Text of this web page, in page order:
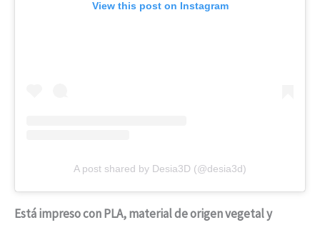
View this post on Instagram
A post shared by Desia3D (@desia3d)
Está impreso con PLA, material de origen vegetal y